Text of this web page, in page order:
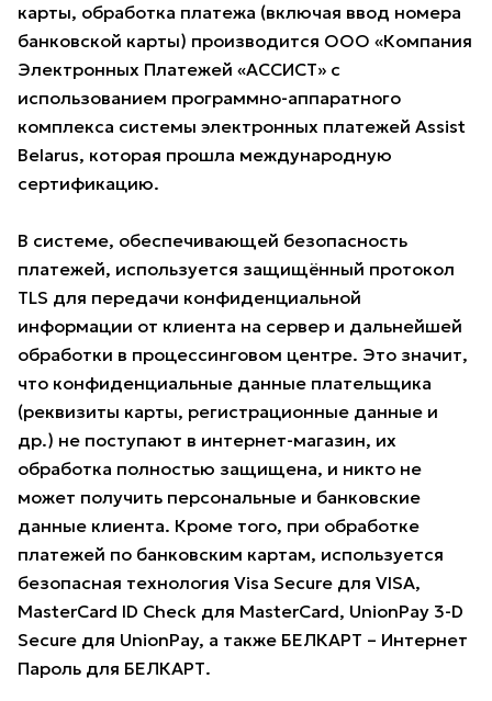
карты, обработка платежа (включая ввод номера
банковской карты) производится ООО «Компания
Электронных Платежей «АССИСТ» с
использованием программно-аппаратного
комплекса системы электронных платежей Assist
Belarus, которая прошла международную
сертификацию.
В системе, обеспечивающей безопасность
платежей, используется защищённый протокол
TLS для передачи конфиденциальной
информации от клиента на сервер и дальнейшей
обработки в процессинговом центре. Это значит,
что конфиденциальные данные плательщика
(реквизиты карты, регистрационные данные и
др.) не поступают в интернет-магазин, их
обработка полностью защищена, и никто не
может получить персональные и банковские
данные клиента. Кроме того, при обработке
платежей по банковским картам, используется
безопасная технология Visa Secure для VISA,
MasterCard ID Check для MasterCard, UnionPay 3-D
Secure для UnionPay, а также БЕЛКАРТ – Интернет
Пароль для БЕЛКАРТ.